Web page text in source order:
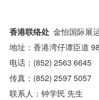
参展中心
同期活动
新闻中心
香港联络处 金怡国际展
地址：香港湾仔谭臣道
电话：(852) 2563 6645
传真：(852) 2597 5057
联系人：钟学民 先生